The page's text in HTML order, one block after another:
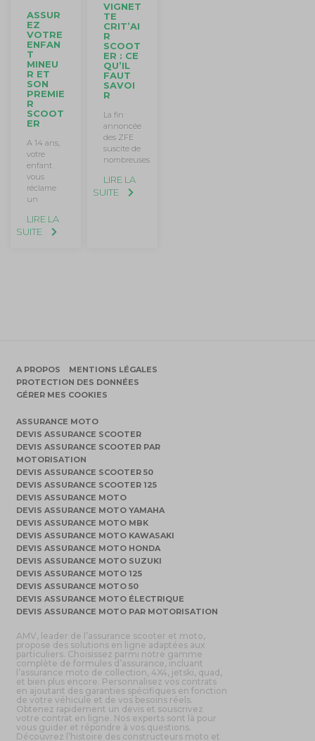
ASSUR
EZ
VOTRE
ENFAN
T
MINEU
R ET
SON
PREMIE
R
SCOOT
ER
A 14 ans,
votre
enfant
vous
réclame
un
LIRE LA
SUITE
VIGNET
TE
CRIT’AI
R
SCOOT
ER : CE
QU’IL
FAUT
SAVOI
R
La fin
annoncée
des ZFE
suscite de
nombreuses
LIRE LA
SUITE
A PROPOS
MENTIONS LÉGALES
PROTECTION DES DONNÉES
GÉRER MES COOKIES
ASSURANCE MOTO
DEVIS ASSURANCE SCOOTER
DEVIS ASSURANCE SCOOTER PAR
MOTORISATION
DEVIS ASSURANCE SCOOTER 50
DEVIS ASSURANCE SCOOTER 125
DEVIS ASSURANCE MOTO
DEVIS ASSURANCE MOTO YAMAHA
DEVIS ASSURANCE MOTO MBK
DEVIS ASSURANCE MOTO KAWASAKI
DEVIS ASSURANCE MOTO HONDA
DEVIS ASSURANCE MOTO SUZUKI
DEVIS ASSURANCE MOTO 125
DEVIS ASSURANCE MOTO 50
DEVIS ASSURANCE MOTO ÉLECTRIQUE
DEVIS ASSURANCE MOTO PAR MOTORISATION
AMV, leader de l’assurance scooter et moto,
propose des solutions en ligne adaptées aux
particuliers. Choisissez parmi notre gamme
complète de formules d’assurance, incluant
l’assurance moto de collection, 4X4, jetski, quad,
et bien plus encore. Personnalisez vos contrats
en ajoutant des garanties spécifiques en fonction
de votre véhicule et de vos besoins réels.
Obtenez rapidement un devis et souscrivez
votre contrat en ligne. Nos experts sont là pour
vous guider et répondre à vos questions.
Découvrez l’histoire des constructeurs moto et